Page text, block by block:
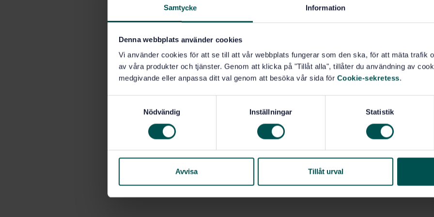
Samtycke Information
Denna webbplats använder cookies
Vi använder cookies för att se till att vår webbplats fungerar som den ska, för att mäta trafik
av våra produkter och tjänster. Genom att klicka på "Tillåt alla", tillåter du användning av
medgivande eller anpassa ditt val genom att besöka vår sida för Cookie-sekretess.
s
Nödvändig Inställningar Statistik
Avvisa Tillåt urval